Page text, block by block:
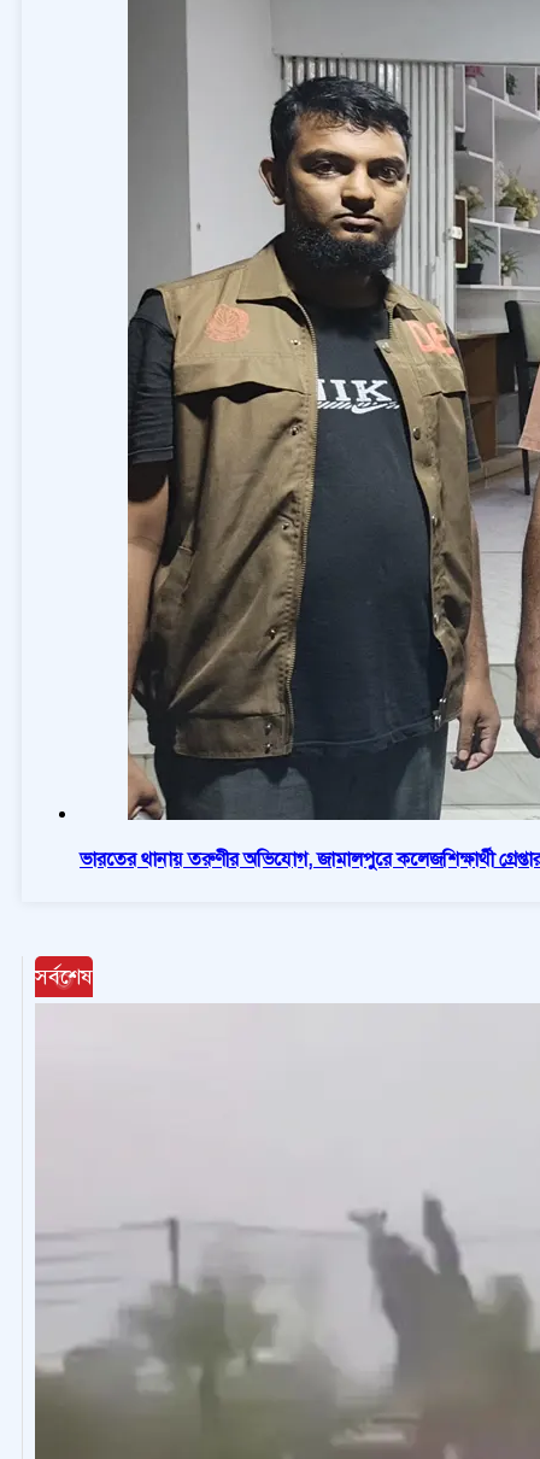
ভারতের থানায় তরুণীর অভিযোগ, জামালপুরে কলেজশিক্ষার্থী
সর্বশেষ